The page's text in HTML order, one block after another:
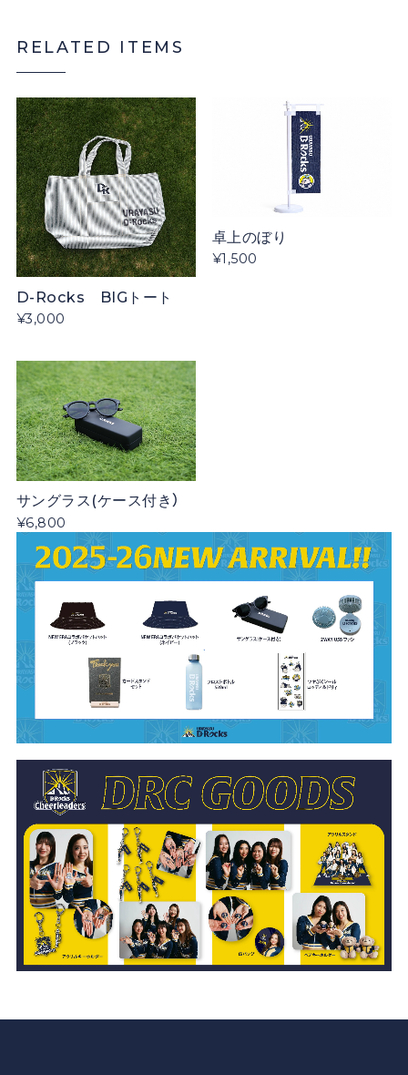
RELATED ITEMS
D-Rocks BIGトート
¥3,000
卓上のぼり
¥1,500
サングラス(ケース付き）
¥6,800